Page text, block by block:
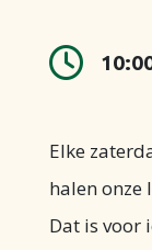

Elke
halen onze
Dat is voor